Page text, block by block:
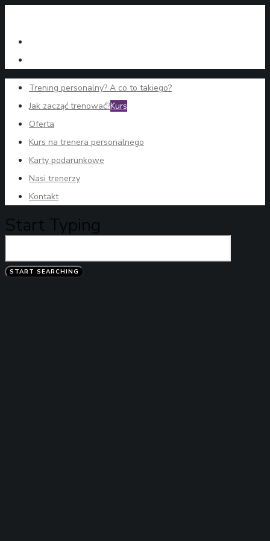
Trening personalny? A co to takiego?
Jak zacząć trenować?Kurs
Oferta
Kurs na trenera personalnego
Karty podarunkowe
Nasi trenerzy
Kontakt
Start Typing